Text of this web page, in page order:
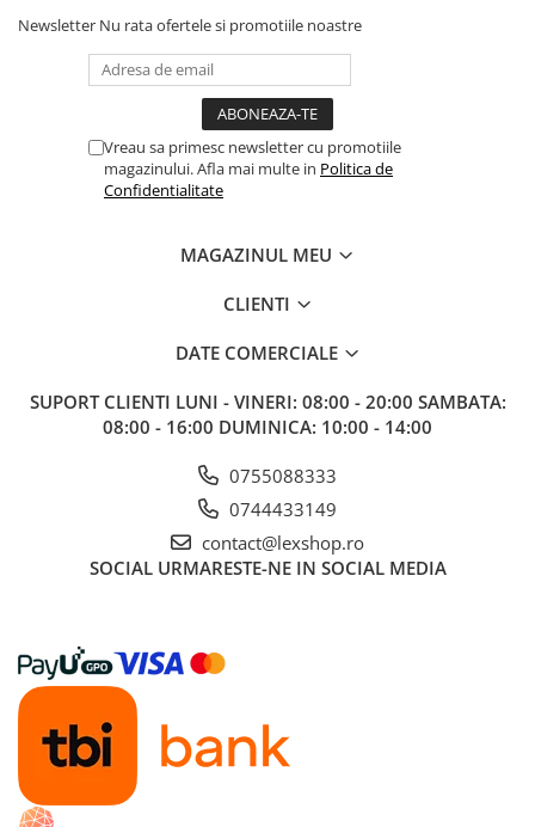
Newsletter Nu rata ofertele si promotiile noastre
Vreau sa primesc newsletter cu promotiile
magazinului. Afla mai multe in Politica de
Confidentialitate
MAGAZINUL MEU
CLIENTI
DATE COMERCIALE
SUPORT CLIENTI LUNI - VINERI: 08:00 - 20:00 SAMBATA:
08:00 - 16:00 DUMINICA: 10:00 - 14:00
0755088333
0744433149
contact@lexshop.ro
SOCIAL URMARESTE-NE IN SOCIAL MEDIA